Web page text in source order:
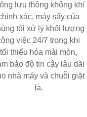
lưu thông không khí
xác, máy sấy của
tôi xử lý khối lượng
việc 24/7 trong khi
tối thiểu hóa mài mòn,
bảo độ tin cậy lâu dài
nhà máy và chuỗi giặt
là.